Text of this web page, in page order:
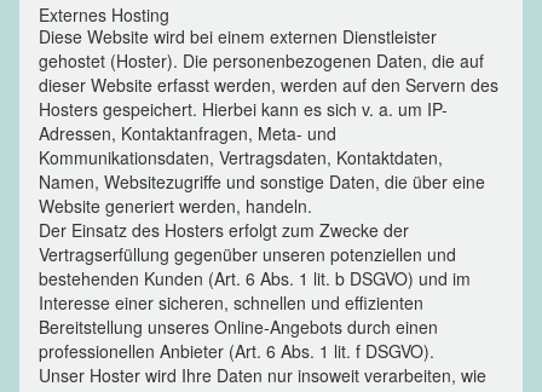
Externes Hosting
Diese Website wird bei einem externen Dienstleister
gehostet (Hoster). Die personenbezogenen Daten, die auf
dieser Website erfasst werden, werden auf den Servern des
Hosters gespeichert. Hierbei kann es sich v. a. um IP-
Adressen, Kontaktanfragen, Meta- und
Kommunikationsdaten, Vertragsdaten, Kontaktdaten,
Namen, Websitezugriffe und sonstige Daten, die über eine
Website generiert werden, handeln.
Der Einsatz des Hosters erfolgt zum Zwecke der
Vertragserfüllung gegenüber unseren potenziellen und
bestehenden Kunden (Art. 6 Abs. 1 lit. b DSGVO) und im
Interesse einer sicheren, schnellen und effizienten
Bereitstellung unseres Online-Angebots durch einen
professionellen Anbieter (Art. 6 Abs. 1 lit. f DSGVO).
Unser Hoster wird Ihre Daten nur insoweit verarbeiten, wie